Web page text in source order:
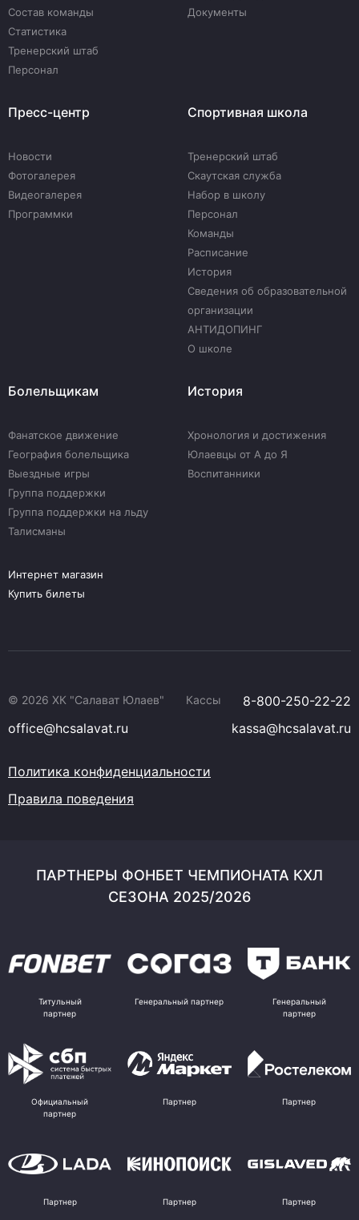
Состав команды
Статистика
Тренерский штаб
Персонал
Документы
Пресс-центр
Новости
Фотогалерея
Видеогалерея
Программки
Спортивная школа
Тренерский штаб
Скаутская служба
Набор в школу
Персонал
Команды
Расписание
История
Сведения об образовательной
организации
АНТИДОПИНГ
О школе
Болельщикам
Фанатское движение
География болельщика
Выездные игры
Группа поддержки
Группа поддержки на льду
Талисманы
История
Хронология и достижения
Юлаевцы от А до Я
Воспитанники
Интернет магазин
Купить билеты
© 2026 ХК "Салават Юлаев" Кассы
8-800-250-22-22
office@hcsalavat.ru
kassa@hcsalavat.ru
Политика конфиденциальности
Правила поведения
ПАРТНЕРЫ ФОНБЕТ ЧЕМПИОНАТА КХЛ
СЕЗОНА 2025/2026
Титульный
партнер
Генеральный партнер
Генеральный
партнер
Официальный
партнер
Партнер Партнер
Партнер Партнер Партнер